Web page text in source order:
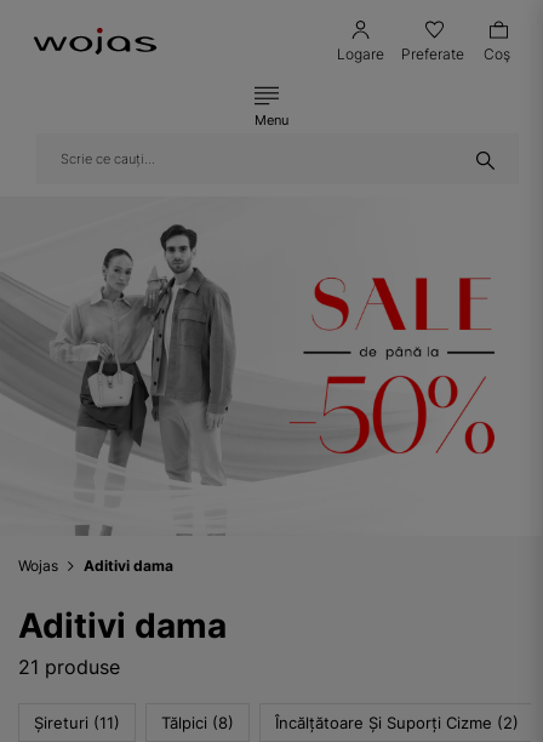
Logare Preferate Coş
Menu
Wojas Aditivi dama
Aditivi dama
21 produse
Șireturi (11) Tălpici (8) Încălțătoare Și Suporți Cizme (2)